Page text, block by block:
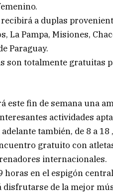
a duplas
La Pampa, Misiones,
Paraguay.
son totalmente gratuitas
este fin de semana una
actividades
también, de 8 a 18
gratuito con
internacionales.
en el espigón
de la mejor